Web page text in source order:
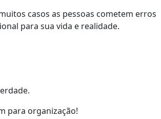
casos as pessoas cometem erros
para sua vida e realidade.
para organização!